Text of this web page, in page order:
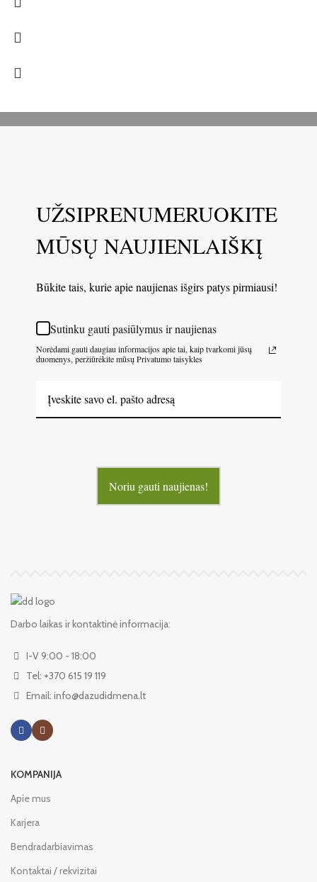
UŽSIPRENUMERUOKITE
MŪSŲ NAUJIENLAIŠKĮ
Būkite tais, kurie apie naujienas išgirs patys pirmiausi!
Sutinku gauti pasiūlymus ir naujienas
Norėdami gauti daugiau informacijos apie tai, kaip tvarkomi jūsų
duomenys, peržiūrėkite mūsų Privatumo taisykles
Noriu gauti naujienas!
Darbo laikas ir kontaktinė informacija:
I-V 9:00 - 18:00
Tel: +370 615 19 119
Email: info@dazudidmena.lt
KOMPANIJA
Apie mus
Karjera
Bendradarbiavimas
Kontaktai / rekvizitai